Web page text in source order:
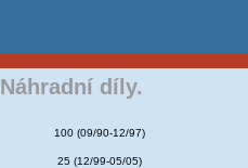
Náhradní díly.
100 (09/90-12/97)
25 (12/99-05/05)